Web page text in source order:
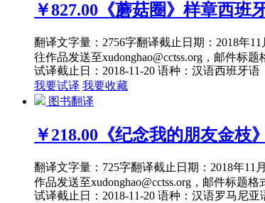
￥827.00 《蘑菇圈》样章西班
翻译文字量：2756字翻译截止日期：2018年
往作品发送至xudonghao@cctss.org，邮件标
试译截止日：2018-11-20 语种：汉语西班牙语
我要试译 我要收藏
图书翻译
￥218.00 《纪念我的朋友金枝
翻译文字量：725字翻译截止日期：2018年
作品发送至xudonghao@cctss.org，邮件标题
试译截止日：2018-11-20 语种：汉语罗马尼亚